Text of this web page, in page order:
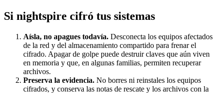
Si nightspire cifró tus sistemas
Aísla, no apagues todavía. Desconecta los equipos afectados
de la red y del almacenamiento compartido para frenar el
cifrado. Apagar de golpe puede destruir claves que aún viven
en memoria y que, en algunas familias, permiten recuperar
archivos.
Preserva la evidencia. No borres ni reinstales los equipos
cifrados, y conserva las notas de rescate y los archivos con la